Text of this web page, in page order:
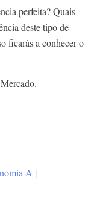
perfeita? Quais
deste tipo de
ficarás a conhecer o
A |